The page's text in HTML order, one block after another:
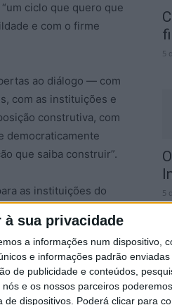
à sua privacidade
a informações num dispositivo,
e informações padrão
de publicidade e conteúdos,
e os nossos parceiros
dispositivos. Poderá clicar para
ciclo que quero que
e com o firme
ao diálogo — com
com as instituições e
construtiva, com
democraticamente
que saiba construir”.
as instituições do
Elza Gonçalves
trabalhar com
forte, mais justo e
5
5